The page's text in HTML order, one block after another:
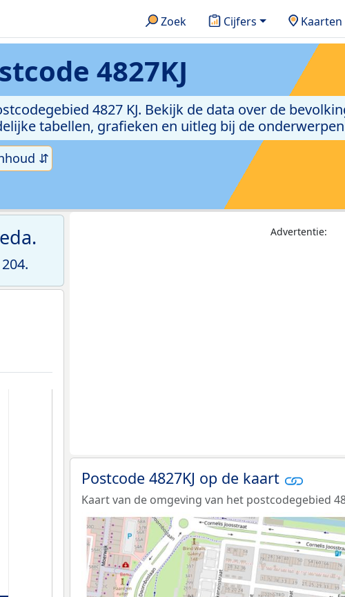
Zoek Cijfers Kaarten
4827KJ
4827 KJ. Bekijk de data over de
tabellen, grafieken en uitleg bij de
⇵
Advertentie:
Postcode 4827KJ op de kaart
Kaart van de omgeving van het postcodegebied